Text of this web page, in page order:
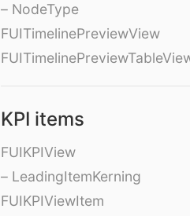
– NodeType
FUITimelinePreviewView
KPI items
FUIKPIView
– LeadingItemKerning
FUIKPIViewItem